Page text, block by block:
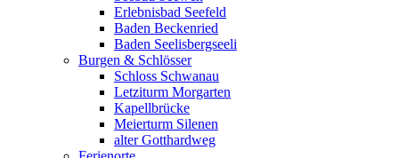
Erlebnisbad Seefeld
Baden Beckenried
Baden Seelisbergseeli
Burgen & Schlösser
Schloss Schwanau
Letziturm Morgarten
Kapellbrücke
Meierturm Silenen
alter Gotthardweg